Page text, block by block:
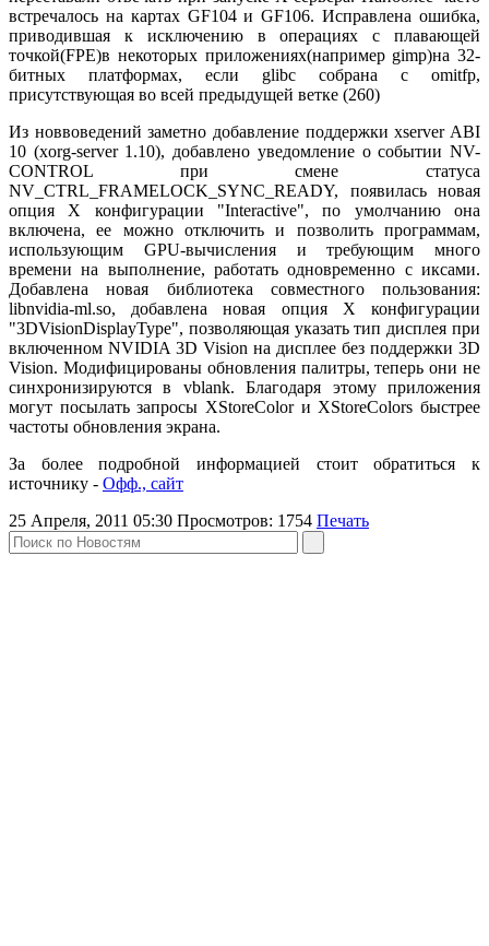
встречалось на картах GF104 и GF106. Исправлена ошибка,
приводившая к исключению в операциях с плавающей
точкой(FPE)в некоторых приложениях(например gimp)на 32-
битных платформах, если glibc собрана с omitfp,
присутствующая во всей предыдущей ветке (260)
Из новвоведений заметно добавление поддержки xserver ABI
10 (xorg-server 1.10), добавлено уведомление о событии NV-
CONTROL при смене статуса
NV_CTRL_FRAMELOCK_SYNC_READY, появилась новая
опция X конфигурации "Interactive", по умолчанию она
включена, ее можно отключить и позволить программам,
использующим GPU-вычисления и требующим много
времени на выполнение, работать одновременно с иксами.
Добавлена новая библиотека совместного пользования:
libnvidia-ml.so, добавлена новая опция X конфигурации
"3DVisionDisplayType", позволяющая указать тип дисплея при
включенном NVIDIA 3D Vision на дисплее без поддержки 3D
Vision. Модифицированы обновления палитры, теперь они не
синхронизируются в vblank. Благодаря этому приложения
могут посылать запросы XStoreColor и XStoreColors быстрее
частоты обновления экрана.
За более подробной информацией стоит обратиться к
источнику - Офф., сайт
25 Апреля, 2011 05:30 Просмотров: 1754 Печать